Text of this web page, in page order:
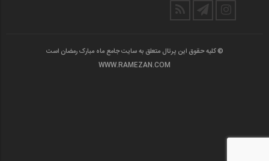
© کلیه حقوق این پرتال متعلق به سایت جامع ماه مبارک رمضان است
WWW.RAMEZAN.COM